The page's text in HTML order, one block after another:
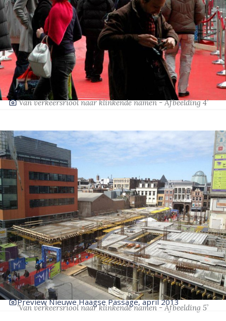
‘Van verkeersriool naar klinkende namen - Afbeelding 4’
Preview Nieuwe Haagse Passage, april 2013
‘Van verkeersriool naar klinkende namen - Afbeelding 5’